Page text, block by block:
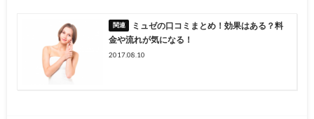
ミュゼの口コミまとめ！効果はある？料
金や流れが気になる！
2017.08.10